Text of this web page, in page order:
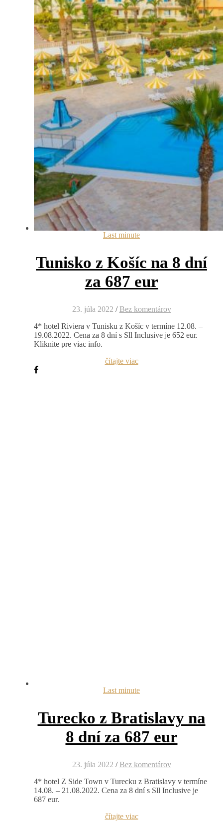
Last minute
Tunisko z Košíc na 8 dní
za 687 eur
23. júla 2022 / Bez komentárov
4* hotel Riviera v Tunisku z Košíc v termíne 12.08. –
19.08.2022. Cena za 8 dní s Sll Inclusive je 652 eur.
Kliknite pre viac info.
čítajte viac
Last minute
Turecko z Bratislavy na
8 dní za 687 eur
23. júla 2022 / Bez komentárov
4* hotel Z Side Town v Turecku z Bratislavy v termíne
14.08. – 21.08.2022. Cena za 8 dní s Sll Inclusive je
687 eur.
čítajte viac